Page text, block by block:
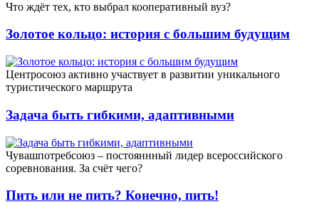
Что ждёт тех, кто выбрал кооперативный вуз?
Золотое кольцо: история с большим будущим
Центросоюз активно участвует в развитии уникального
туристического маршрута
Задача быть гибкими, адаптивными
Чувашпотребсоюз – постояннный лидер всероссийского
соревнования. За счёт чего?
Пить или не пить? Конечно, пить!